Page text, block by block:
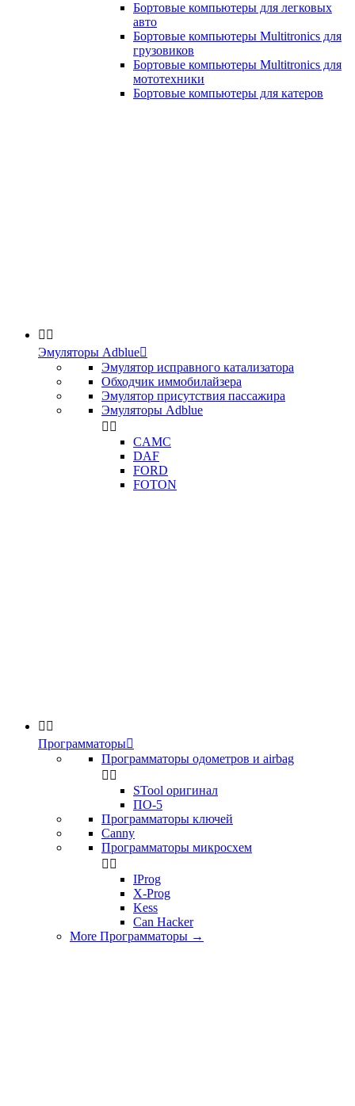
Бортовые компьютеры для легковых
авто
Бортовые компьютеры Multitronics для
грузовиков
Бортовые компьютеры Multitronics для
мототехники
Бортовые компьютеры для катеров
 
Эмуляторы Adblue
Эмулятор исправного катализатора
Обходчик иммобилайзера
Эмулятор присутствия пассажира
Эмуляторы Adblue
 
CAMC
DAF
FORD
FOTON
 
Программаторы
Программаторы одометров и airbag
 
STool оригинал
ПО-5
Программаторы ключей
Canny
Программаторы микросхем
 
IProg
X-Prog
Kess
Can Hacker
More Программаторы →